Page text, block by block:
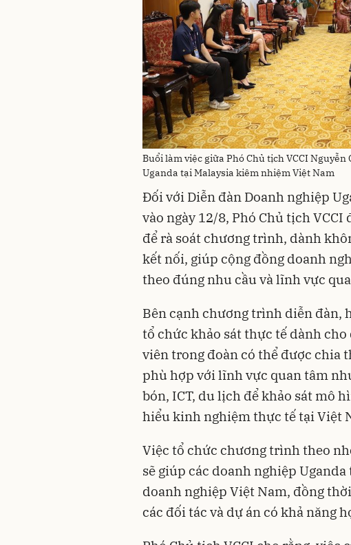
Buổi làm việc giữa Phó Chủ tịch VCCI
Uganda tại Malaysia kiêm nhiệm Việt Nam
Đối với Diễn đàn Doanh nghiệp
vào ngày 12/8, Phó Chủ tịch
để rà soát chương trình, dành
kết nối, giúp cộng đồng doanh
theo đúng nhu cầu và lĩnh vực
Bên cạnh chương trình diễn đàn,
tổ chức khảo sát thực tế dành
viên trong đoàn có thể được chia
phù hợp với lĩnh vực quan tâm
bón, ICT, du lịch để khảo sát mô
hiểu kinh nghiệm thực tế tại Việt
Việc tổ chức chương trình theo
sẽ giúp các doanh nghiệp
doanh nghiệp Việt Nam, đồng
các đối tác và dự án có khả năng